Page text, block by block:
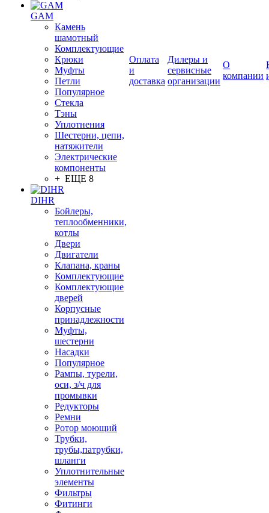
GAM
Камень
шамотный
Комплектующие
Крюки
Муфты
Петли
Популярное
Стекла
Тэны
Уплотнения
Шестерни, цепи,
натяжители
Электрические
компоненты
+ ЕЩЕ 8
DIHR
Бойлеры,
теплообменники,
котлы
Двери
Двигатели
Клапана, краны
Комплектующие
Комплектующие
дверей
Корпусные
принадлежности
Муфты,
шестерни
Насадки
Популярное
Рампы, турели,
оси, з/ч для
промывки
Редукторы
Ремни
Ротор моющий
Трубки,
трубы,патрубки,
шланги
Уплотнительные
элементы
Фильтры
Фитинги
Оплата
и
доставка
Дилеры и
сервисные
организации
О
компании